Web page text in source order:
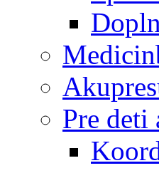
Pre deti